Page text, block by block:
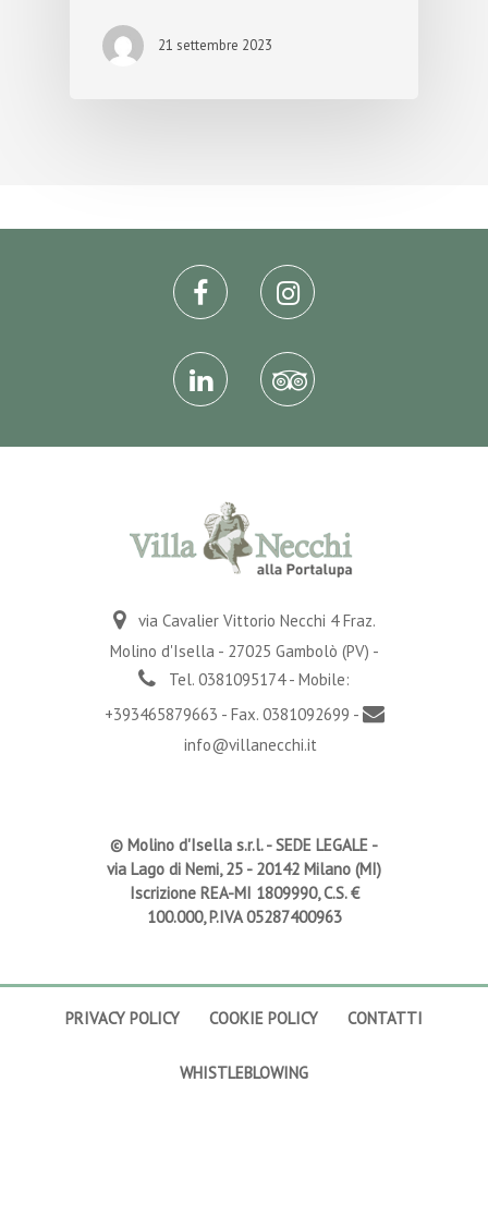
21 settembre 2023
via Cavalier Vittorio Necchi 4 Fraz.
Molino d'Isella - 27025 Gambolò (PV) -
Tel. 0381095174 - Mobile:
+393465879663 - Fax. 0381092699 -
info@villanecchi.it
© Molino d'Isella s.r.l. -SEDE LEGALE -
via Lago di Nemi, 25 - 20142 Milano (MI)
Iscrizione REA-MI 1809990, C.S. €
100.000, P.IVA 05287400963
PRIVACY POLICY COOKIE POLICY CONTATTI
WHISTLEBLOWING